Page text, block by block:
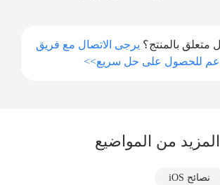
بالمنتج؟ يرجى الاتصال مع فريق
للحصول على حل سريع>>
المزيد من المواضيع
نصائح iOS